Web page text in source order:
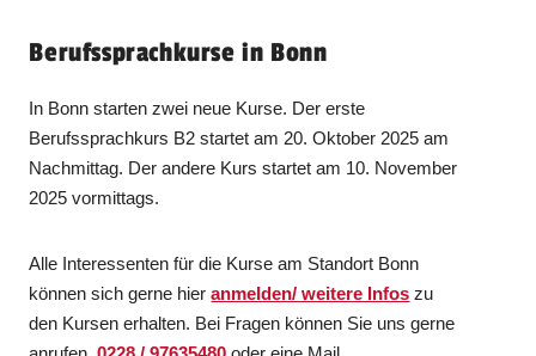
Berufssprachkurse in Bonn
In Bonn starten zwei neue Kurse. Der erste
Berufssprachkurs B2 startet am 20. Oktober 2025 am
Nachmittag. Der andere Kurs startet am 10. November
2025 vormittags.
Alle Interessenten für die Kurse am Standort Bonn
können sich gerne hieranmelden/ weitere Infos zu
den Kursen erhalten. Bei Fragen können Sie uns gerne